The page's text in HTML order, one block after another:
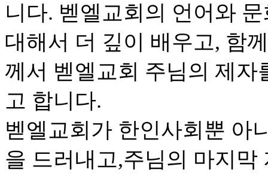
니다. 벧엘교회의 언어와
대해서 더 깊이 배우고, 함
께서 벧엘교회 주님의 제
고 합니다.
벧엘교회가 한인사회뿐 아
을 드러내고,주님의 마지